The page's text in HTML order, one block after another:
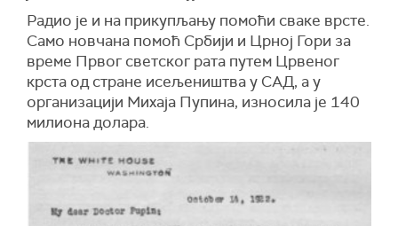
Радио је и на прикупљању помоћи сваке врсте.
Само новчана помоћ Србији и Црној Гори за
време Првог светског рата путем Црвеног
крста од стране исељеништва у САД, а у
организацији Михаја Пупина, износила је 140
милиона долара.